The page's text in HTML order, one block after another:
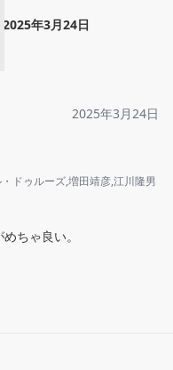
2025年3月24日
2025年3月24日
ドゥルーズ,増田靖彦,江川隆男
ちゃ良い。